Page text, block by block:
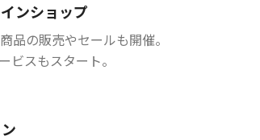
ンショップ
品の販売やセールも開催。
ビスもスタート。